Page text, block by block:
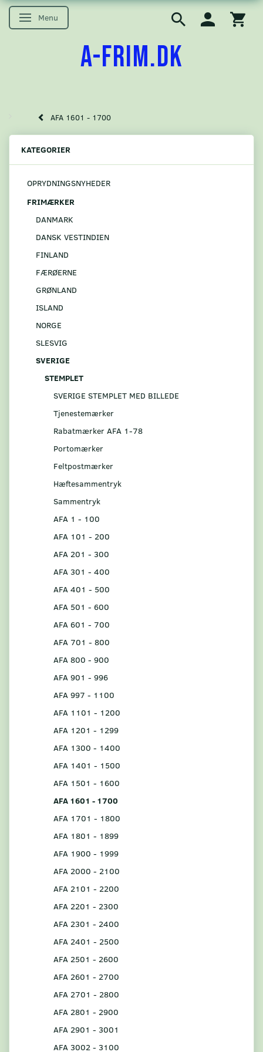
Skifte navigation
Menu
A-FRIM.DK
AFA 1601 - 1700
KATEGORIER
OPRYDNINGSNYHEDER
FRIMÆRKER
DANMARK
DANSK VESTINDIEN
FINLAND
FÆRØERNE
GRØNLAND
ISLAND
NORGE
SLESVIG
SVERIGE
STEMPLET
SVERIGE STEMPLET MED BILLEDE
Tjenestemærker
Rabatmærker AFA 1-78
Portomærker
Feltpostmærker
Hæftesammentryk
Sammentryk
AFA 1 - 100
AFA 101 - 200
AFA 201 - 300
AFA 301 - 400
AFA 401 - 500
AFA 501 - 600
AFA 601 - 700
AFA 701 - 800
AFA 800 - 900
AFA 901 - 996
AFA 997 - 1100
AFA 1101 - 1200
AFA 1201 - 1299
AFA 1300 - 1400
AFA 1401 - 1500
AFA 1501 - 1600
AFA 1601 - 1700
AFA 1701 - 1800
AFA 1801 - 1899
AFA 1900 - 1999
AFA 2000 - 2100
AFA 2101 - 2200
AFA 2201 - 2300
AFA 2301 - 2400
AFA 2401 - 2500
AFA 2501 - 2600
AFA 2601 - 2700
AFA 2701 - 2800
AFA 2801 - 2900
AFA 2901 - 3001
AFA 3002 - 3100